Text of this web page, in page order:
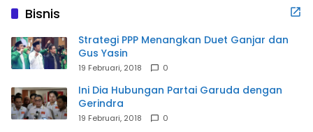
Bisnis
Strategi PPP Menangkan Duet Ganjar dan
Gus Yasin
19 Februari, 2018 0
Ini Dia Hubungan Partai Garuda dengan
Gerindra
19 Februari, 2018 0